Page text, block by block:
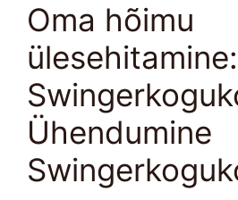
Oma hõimu
ülesehitamine:
Ühendumine